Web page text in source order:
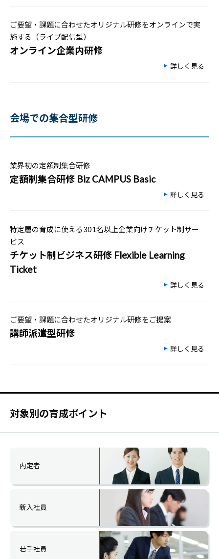
ご要望・課題に合わせたオリジナル研修をオンラインで実
施する（ライブ配信型）
オンライン企業内研修
詳しく見る
会場での集合型研修
業界初の定額制集合研修
定額制集合研修 Biz CAMPUS Basic
詳しく見る
特定層の育成に使える301名以上企業向けチケット制サー
ビス
チケット制ビジネス研修 Flexible Learning
Ticket
詳しく見る
ご要望・課題に合わせたオリジナル研修をご提案
講師派遣型研修
詳しく見る
対象別の育成ポイント
内定者
新入社員
若手社員